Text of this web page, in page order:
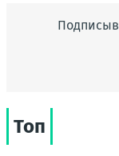
Топ